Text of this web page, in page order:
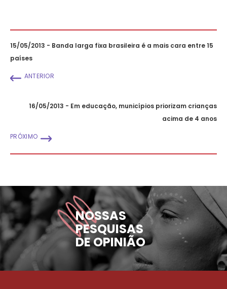
15/05/2013 - Banda larga fixa brasileira é a mais cara entre 15
países
ANTERIOR
16/05/2013 - Em educação, municípios priorizam crianças
acima de 4 anos
PRÓXIMO
NOSSAS
PESQUISAS
DE OPINIÃO